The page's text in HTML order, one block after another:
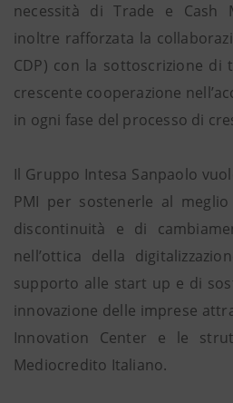
necessità di Trade e Cash
inoltre rafforzata la
CDP) con la sottoscrizione
crescente cooperazione
in ogni fase del processo di
Il Gruppo Intesa Sanpaolo
PMI per sostenerle al
discontinuità e di
nell’ottica della
supporto alle start up e di
innovazione delle imprese
Innovation Center e le
Mediocredito Italiano.